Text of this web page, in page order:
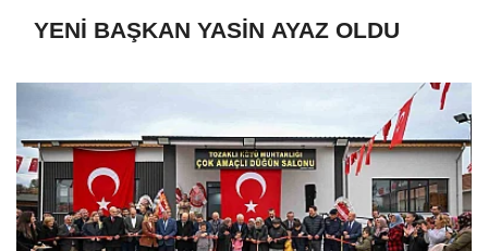
YENİ BAŞKAN YASİN AYAZ OLDU